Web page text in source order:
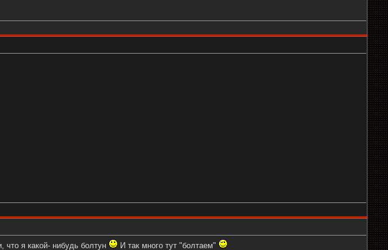
что я какой- нибудь болтун
И так много тут "болтаем"